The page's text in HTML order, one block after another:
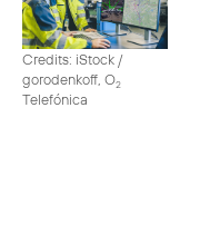
Credits: iStock /
gorodenkoff, O2
Telefónica